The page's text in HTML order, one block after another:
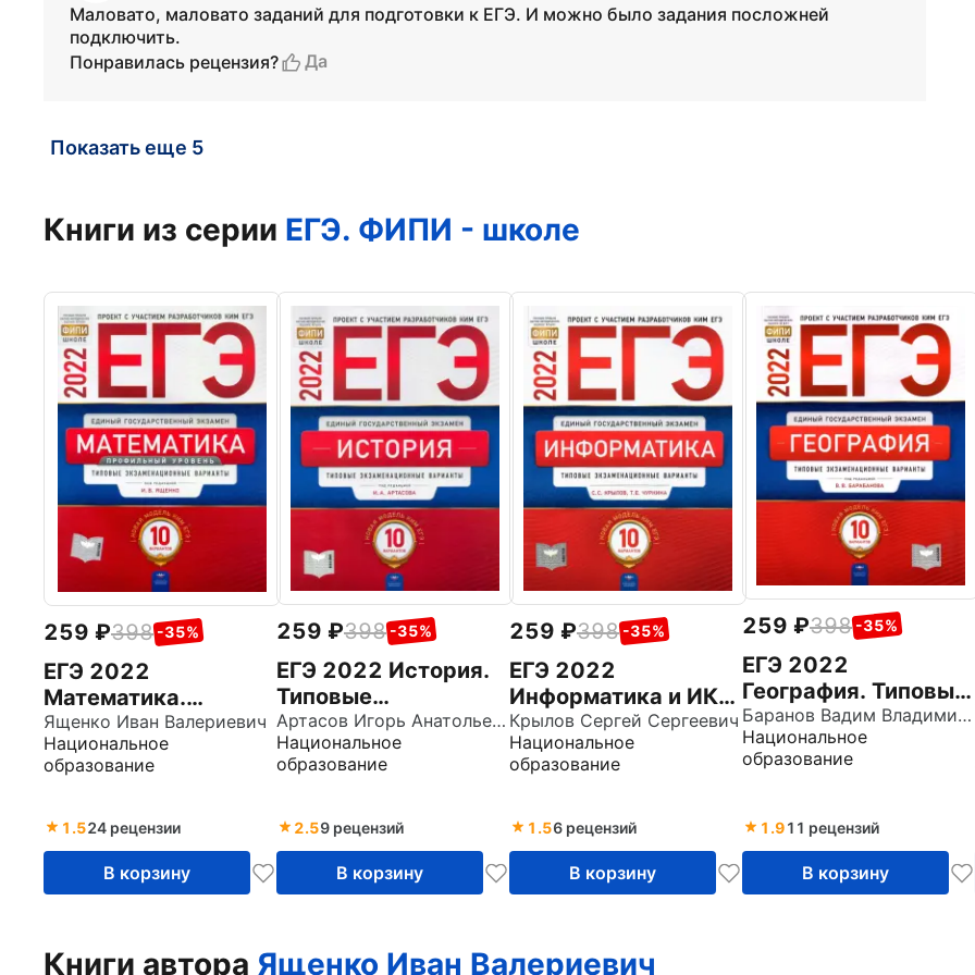
Маловато, маловато заданий для подготовки к ЕГЭ. И можно было задания посложней
подключить.
Понравилась рецензия?
Да
Показать еще 5
Книги из серии ЕГЭ. ФИПИ - школе
259 398 -35%
ЕГЭ 2022
Математика.
Профильный
уровень. Типовые
экзаменационные
вариантов
Ященко Иван Валериевич
Национальное
образование
1.524 рецензии
В корзину
259 398 -35%
ЕГЭ 2022 История.
Типовые
экзаменационные
варианты. 10
вариантов
Артасов Игорь Анатольевич
Национальное
образование
2.59 рецензий
В корзину
259 398 -35%
ЕГЭ 2022
Информатика и ИКТ.
Типовые
экзаменационные
варианты. 10
Крылов Сергей Сергеевич
Национальное
образование
1.56 рецензий
В корзину
259 398 -35%
ЕГЭ 2022
География. Типовые
экзаменационные
варианты. 10
вариантов
Баранов Вадим Владимирович
Национальное
образование
1.911 рецензий
В корзину
Книги автора Ященко Иван Валериевич